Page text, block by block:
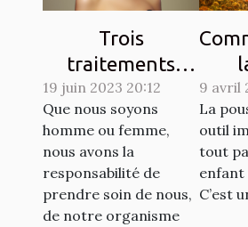
Trois
traitements
dermatologiques
pour améliorer
l'apparence de
votre peau
19 juin 2023 20:12
Que nous soyons
homme ou femme,
nous avons la
responsabilité de
prendre soin de nous,
de notre organisme
9 avril
La
outil
tout
enfant
C’est